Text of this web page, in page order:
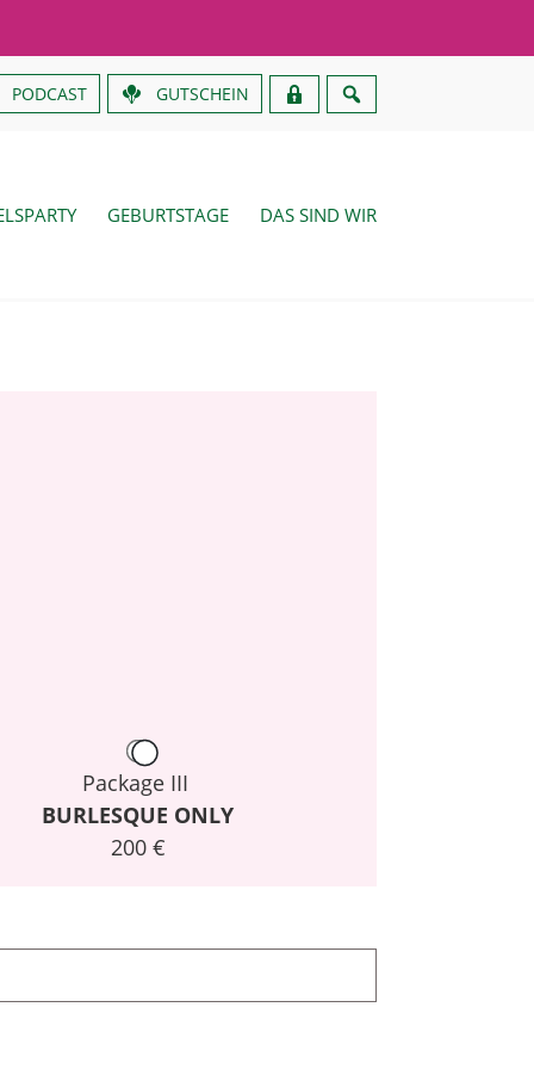
PODCAST GUTSCHEIN
GEBURTSTAGE DAS SIND WIR
Package III
BURLESQUE ONLY
200 €